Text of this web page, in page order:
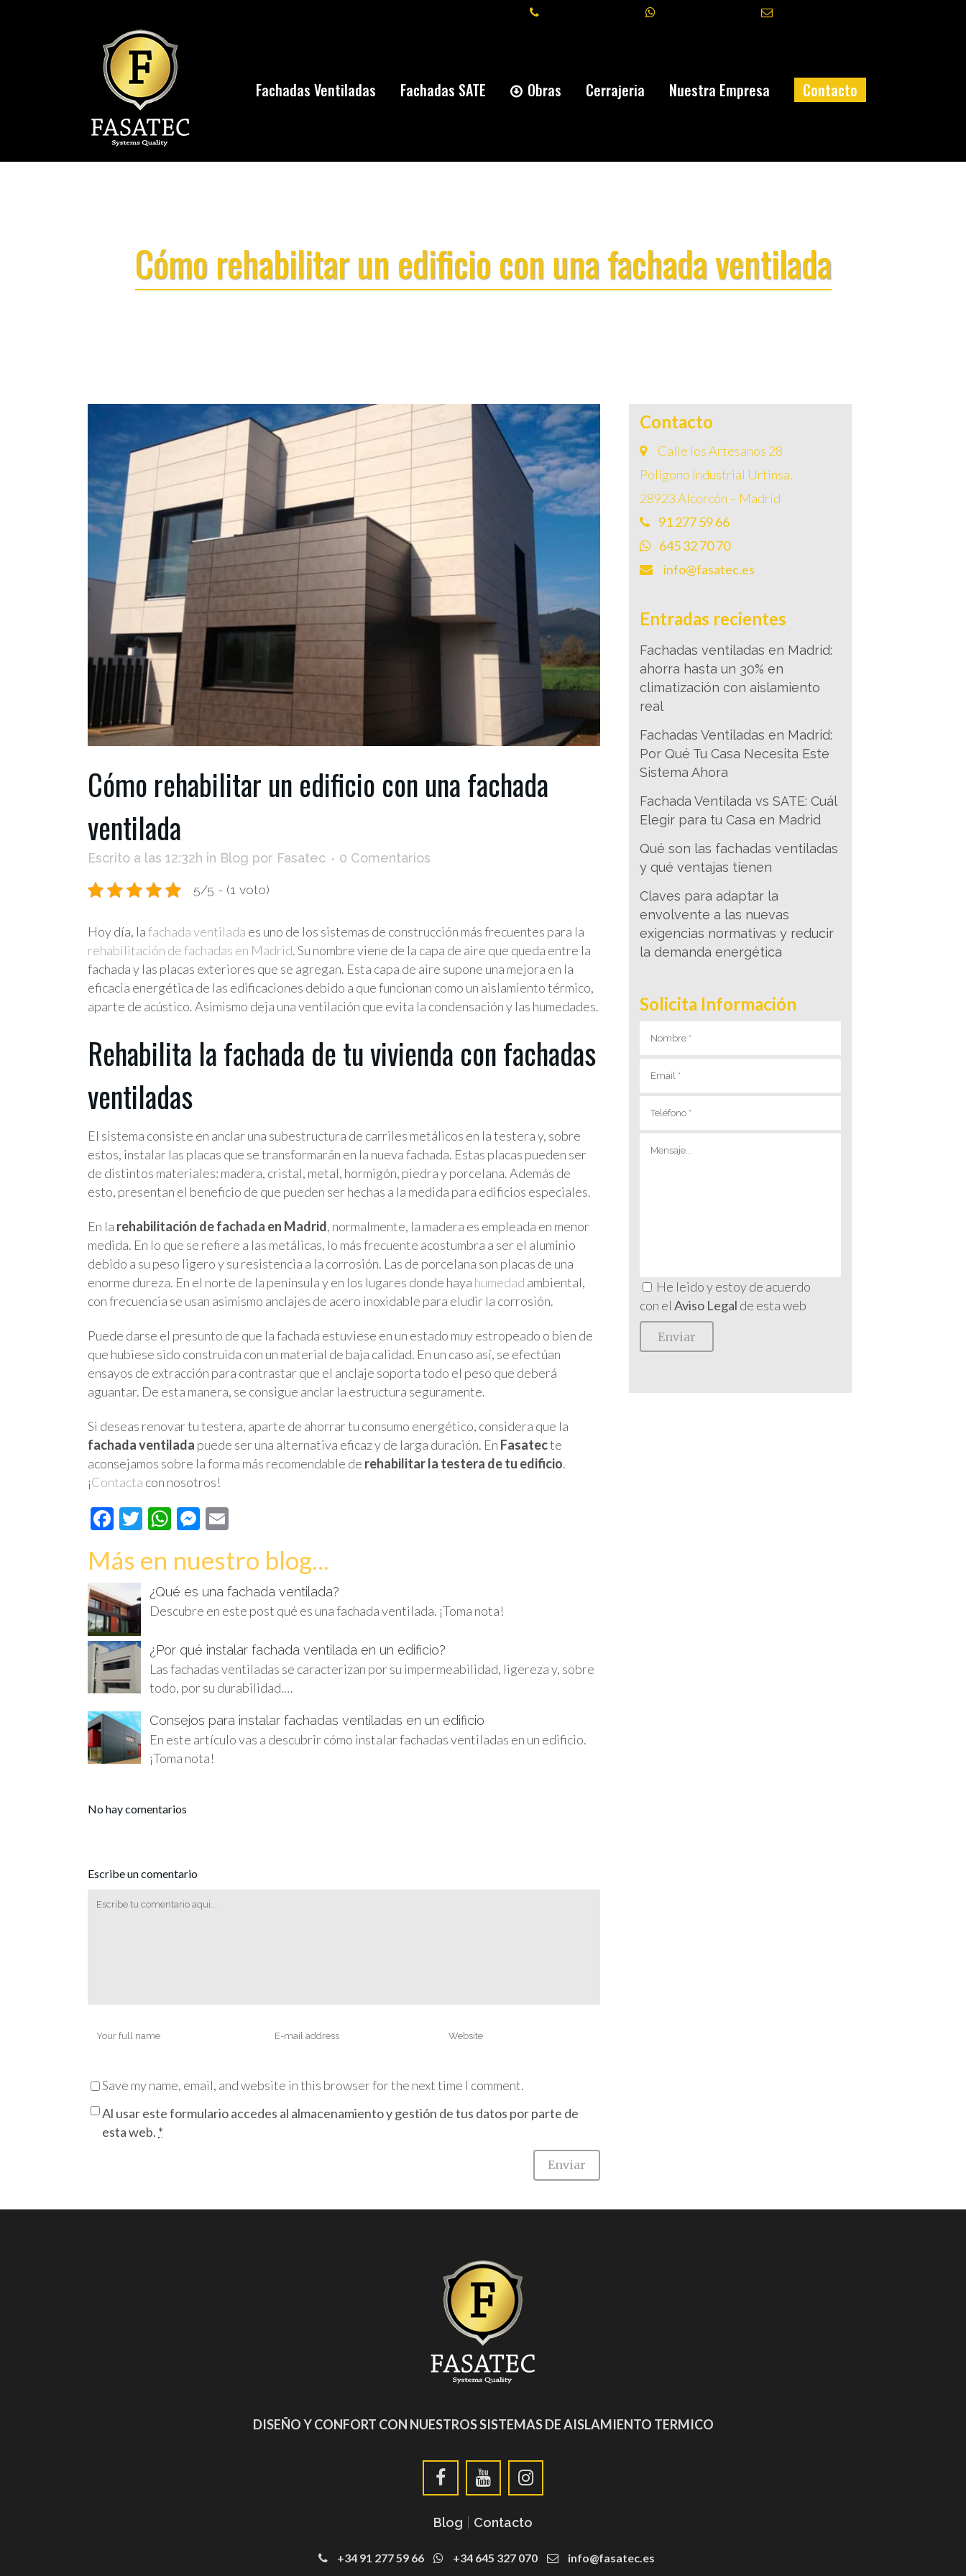
Fachadas Ventiladas Fachadas SATE Obras Cerrajeria Nuestra Empresa Contacto
Cómo rehabilitar un edificio con una fachada ventilada
Cómo rehabilitar un edificio con una fachada
ventilada
Escrito a las 12:32h in Blog por Fasatec 0 Comentarios
5/5 - (1 voto)
Hoy día, lafachada ventilada es uno de los sistemas de construcción más frecuentes para la
rehabilitación de fachadas en Madrid. Su nombre viene de la capa de aire que queda entre la
fachada y las placas exteriores que se agregan. Esta capa de aire supone una mejora en la
eficacia energética de las edificaciones debido a que funcionan como un aislamiento térmico,
aparte de acústico. Asimismo deja una ventilación que evita la condensación y las humedades.
Rehabilita la fachada de tu vivienda con fachadas
ventiladas
El sistema consiste en anclar una subestructura de carriles metálicos en la testera y, sobre
estos, instalar las placas que se transformarán en la nueva fachada. Estas placas pueden ser
de distintos materiales: madera, cristal, metal, hormigón, piedra y porcelana. Además de
esto, presentan el beneficio de que pueden ser hechas a la medida para edificios especiales.
En la rehabilitación de fachada en Madrid, normalmente, la madera es empleada en menor
medida. En lo que se refiere a las metálicas, lo más frecuente acostumbra a ser el aluminio
debido a su peso ligero y su resistencia a la corrosión. Las de porcelana son placas de una
enorme dureza. En el norte de la península y en los lugares donde haya humedad ambiental,
con frecuencia se usan asimismo anclajes de acero inoxidable para eludir la corrosión.
Puede darse el presunto de que la fachada estuviese en un estado muy estropeado o bien de
que hubiese sido construida con un material de baja calidad. En un caso así, se efectúan
ensayos de extracción para contrastar que el anclaje soporta todo el peso que deberá
aguantar. De esta manera, se consigue anclar la estructura seguramente.
Si deseas renovar tu testera, aparte de ahorrar tu consumo energético, considera que la
fachada ventilada puede ser una alternativa eficaz y de larga duración. En Fasatecte
aconsejamos sobre la forma más recomendable de rehabilitar la testera de tu edificio.
¡Contacta con nosotros!
Facebook
Twitter
WhatsApp
Messenger
Más en nuestro blog...
¿Qué es una fachada ventilada?
Descubre en este post qué es una fachada ventilada. ¡Toma nota!
¿Por qué instalar fachada ventilada en un edificio?
Las fachadas ventiladas se caracterizan por su impermeabilidad, ligereza y, sobre
todo, por su durabilidad.…
Consejos para instalar fachadas ventiladas en un edificio
En este artículo vas a descubrir cómo instalar fachadas ventiladas en un edificio.
¡Toma nota!
No hay comentarios
Escribe un comentario
Save my name, email, and website in this browser for the next time I comment.
Al usar este formulario accedes al almacenamiento y gestión de tus datos por parte de
esta web. *
Contacto
Calle los Artesanos 28
Polígono Industrial Urtinsa.
28923 Alcorcón – Madrid
91 277 59 66
645 32 70 70
info@fasatec.es
Entradas recientes
Fachadas ventiladas en Madrid:
ahorra hasta un 30% en
climatización con aislamiento
real
Fachadas Ventiladas en Madrid:
Por Qué Tu Casa Necesita Este
Sistema Ahora
Fachada Ventilada vs SATE: Cuál
Elegir para tu Casa en Madrid
Qué son las fachadas ventiladas
y qué ventajas tienen
Claves para adaptar la
envolvente a las nuevas
exigencias normativas y reducir
la demanda energética
Solicita Información
He leido y estoy de acuerdo
con elAviso Legal de esta web
DISEÑO Y CONFORT CON NUESTROS SISTEMAS DE AISLAMIENTO TERMICO
Blog Contacto
+34 91 277 59 66 +34 645 327 070 info@fasatec.es